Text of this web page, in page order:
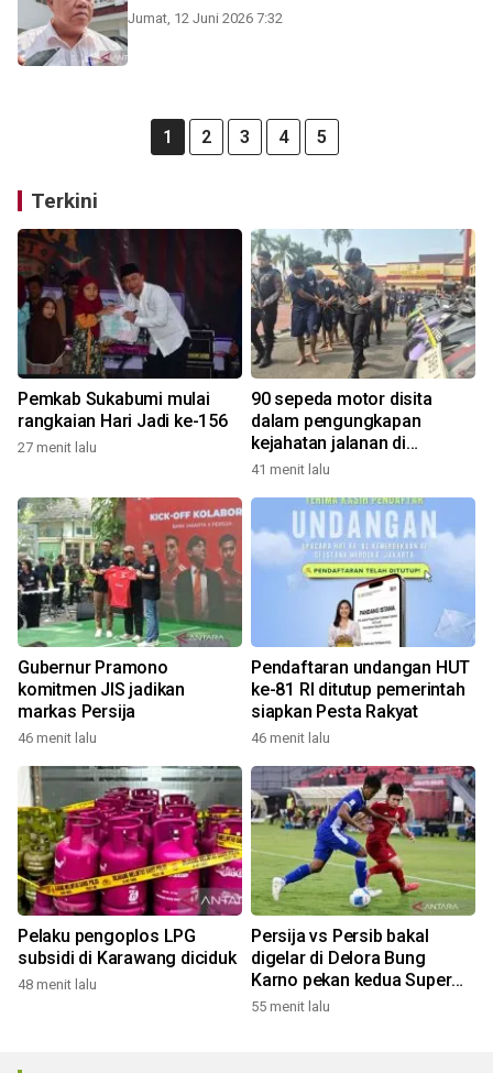
Jumat, 12 Juni 2026 7:32
1 2 3 4 5
Terkini
Pemkab Sukabumi mulai
rangkaian Hari Jadi ke-156
27 menit lalu
90 sepeda motor disita
dalam pengungkapan
kejahatan jalanan di
Bandung
41 menit lalu
Gubernur Pramono
komitmen JIS jadikan
markas Persija
46 menit lalu
Pendaftaran undangan HUT
ke-81 RI ditutup pemerintah
siapkan Pesta Rakyat
46 menit lalu
Pelaku pengoplos LPG
subsidi di Karawang diciduk
48 menit lalu
Persija vs Persib bakal
digelar di Delora Bung
Karno pekan kedua Super
League
55 menit lalu